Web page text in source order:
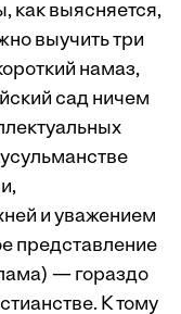
как выясняется,
выучить три
намаз,
сад ничем
и уважением
представление
— гораздо
К тому